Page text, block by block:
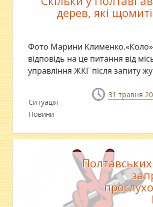
Ситуація
Новини
дерев, які
Фото Марини
відповідь на це питання від
управління ЖКГ після запиту
31 травня
Полтавських